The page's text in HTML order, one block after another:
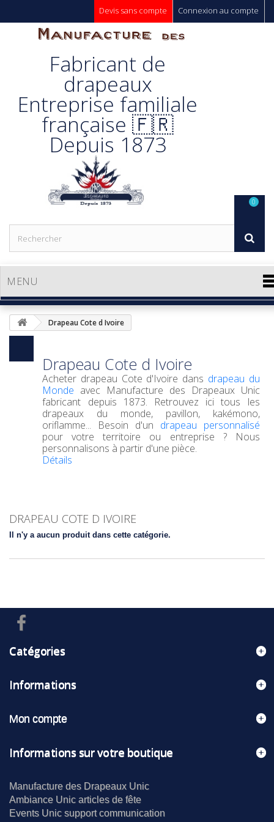
Connexion au compte
Devis sans compte
Manufacture
Des
Drapeaux
Unic s.a.
Fabricant de
drapeaux
Entreprise familiale
française 🇫🇷
Depuis 1873
MENU
0
Drapeau Cote d Ivoire
Drapeau Cote d Ivoire
Acheter drapeau Cote d'Ivoire dans drapeau du
Monde avec Manufacture des Drapeaux Unic
fabricant depuis 1873. Retrouvez ici tous les
drapeaux du monde, pavillon, kakémono,
oriflamme... Besoin d'un drapeau personnalisé
pour votre territoire ou entreprise ? Nous
personnalisons à partir d'une pièce.
Détails
DRAPEAU COTE D IVOIRE
Il n'y a aucun produit dans cette catégorie.
Catégories
Informations
Mon compte
Informations sur votre boutique
Manufacture des Drapeaux Unic
Ambiance Unic articles de fête
Events Unic support communication